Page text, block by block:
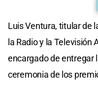
Luis Ventura, titular de
la Radio y la Televisión
encargado de entregar
ceremonia de los